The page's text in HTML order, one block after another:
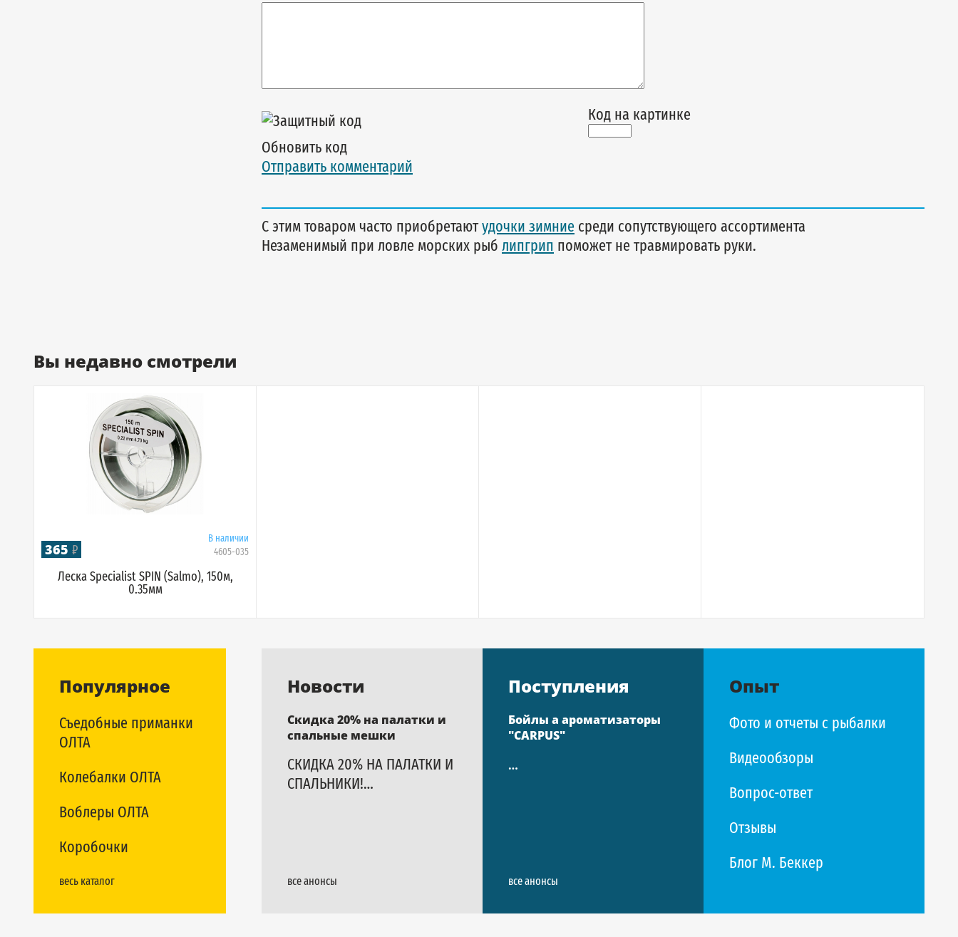
Код на картинке
Обновить код
Отправить комментарий
С этим товаром часто приобретаютудочки зимние среди сопутствующего ассортимента
Незаменимый при ловле морских рыб липгрип поможет не травмировать руки.
Вы недавно смотрели
365 ₽
В наличии
4605-035
Леска Specialist SPIN (Salmo), 150м,
0.35мм
Популярное
Съедобные приманки
ОЛТА
Колебалки ОЛТА
Воблеры ОЛТА
Коробочки
весь каталог
Новости
Скидка 20% на палатки и
спальные мешки
СКИДКА 20% НА ПАЛАТКИ И
СПАЛЬНИКИ!…
все анонсы
Поступления
Бойлы а ароматизаторы
"CARPUS"
…
все анонсы
Опыт
Фото и отчеты с рыбалки
Видеообзоры
Вопрос-ответ
Отзывы
Блог М. Беккер